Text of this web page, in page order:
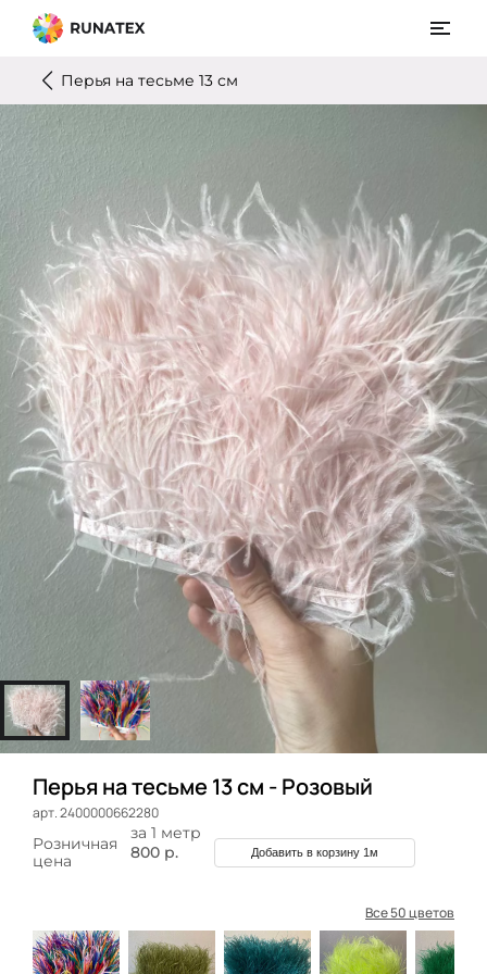
Перья на тесьме 13 см
Перья на тесьме 13 см - Розовый
арт. 2400000662280
за 1 метр
Розничная
цена
800 р. Добавить в корзину 1м
Все 50 цветов